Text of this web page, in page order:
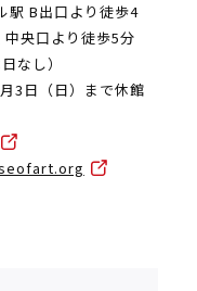
駅 B出口より徒歩4
央口より徒歩5分
なし）
3日（日）まで休館